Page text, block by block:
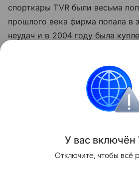
спорткары TVR были весьма
прошлого века фирма попала в
неудач и в 2004 году была
не удалось реанимировать TVR,
избавился от этого убыточного
англичане надеются, что в
начинается новая эра и в
У вас включён
Отключите, чтобы всё